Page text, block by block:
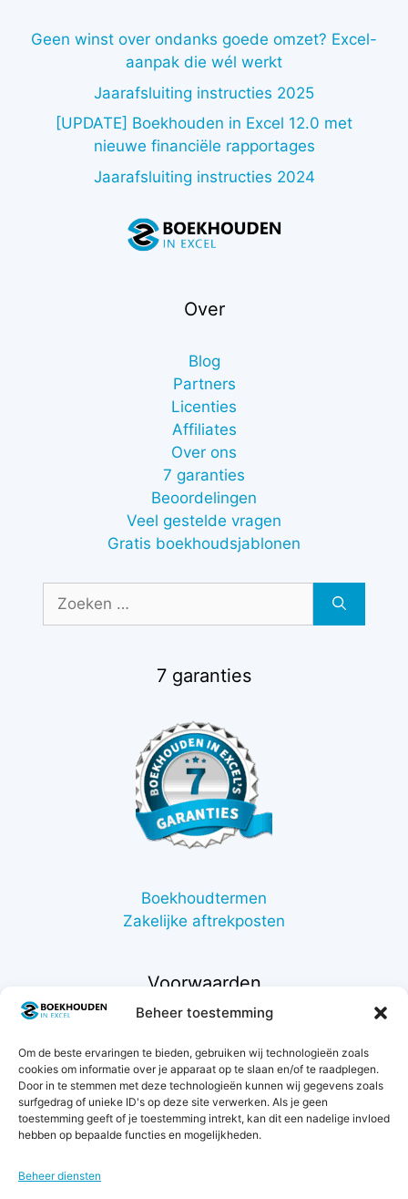
Beheer toestemming
Om de beste ervaringen te bieden, gebruiken wij technologieën zoals
cookies om informatie over je apparaat op te slaan en/of te raadplegen.
Door in te stemmen met deze technologieën kunnen wij gegevens zoals
surfgedrag of unieke ID's op deze site verwerken. Als je geen
toestemming geeft of je toestemming intrekt, kan dit een nadelige invloed
hebben op bepaalde functies en mogelijkheden.
Beheer diensten
Geen winst over ondanks goede omzet? Excel-
aanpak die wél werkt
Jaarafsluiting instructies 2025
[UPDATE] Boekhouden in Excel 12.0 met
nieuwe financiële rapportages
Jaarafsluiting instructies 2024
Over
Blog
Partners
Licenties
Affiliates
Over ons
7 garanties
Beoordelingen
Veel gestelde vragen
Gratis boekhoudsjablonen
naar:
7 garanties
Boekhoudtermen
Zakelijke aftrekposten
Voorwaarden
Support
Retourneren
Privacybeleid
Betaalmethodes